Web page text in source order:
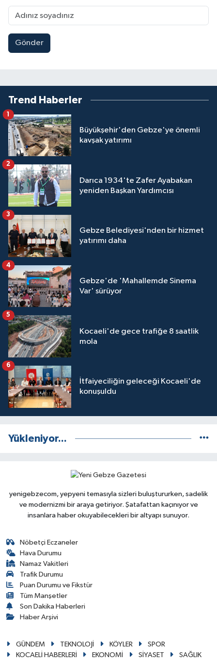
Gönder
Trend Haberler
Büyükşehir'den Gebze'ye önemli
kavşak yatırımı
1
Darıca 1934'te Zafer Ayabakan
yeniden Başkan Yardımcısı
2
Gebze Belediyesi'nden bir hizmet
yatırımı daha
3
Gebze'de 'Mahallemde Sinema
Var' sürüyor
4
Kocaeli'de gece trafiğe 8 saatlik
mola
5
İtfaiyeciliğin geleceği Kocaeli'de
konuşuldu
6
Yükleniyor...
yenigebzecom, yepyeni temasıyla sizleri buluştururken, sadelik
ve modernizmi bir araya getiriyor. Şatafattan kaçınıyor ve
insanlara haber okuyabilecekleri bir altyapı sunuyor.
Nöbetçi Eczaneler
Hava Durumu
Namaz Vakitleri
Trafik Durumu
Puan Durumu ve Fikstür
Tüm Manşetler
Son Dakika Haberleri
Haber Arşivi
GÜNDEM TEKNOLOJİ KÖYLER
SPOR
KOCAELİ HABERLERİ
EKONOMİ SİYASET
SAĞLIK